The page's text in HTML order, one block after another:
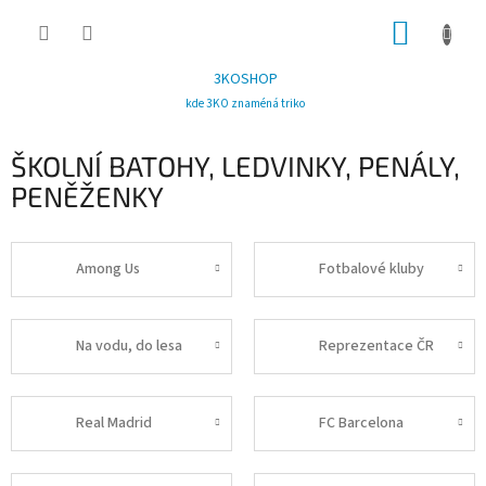
3KOSHOP
kde 3KO znaméná triko
ŠKOLNÍ BATOHY, LEDVINKY, PENÁLY,
PENĚŽENKY
Among Us Fotbalové kluby
Na vodu, do lesa Reprezentace ČR
Real Madrid FC Barcelona